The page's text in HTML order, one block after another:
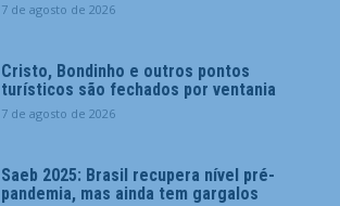
7 de agosto de 2026
Cristo, Bondinho e outros pontos
turísticos são fechados por ventania
7 de agosto de 2026
Saeb 2025: Brasil recupera nível pré-
pandemia, mas ainda tem gargalos